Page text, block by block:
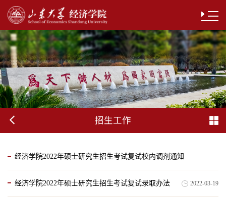
招生工作
经济学院2022年硕士研究生招生考试复试校内调剂通知
经济学院2022年硕士研究生招生考试复试录取办法 2022-03-19